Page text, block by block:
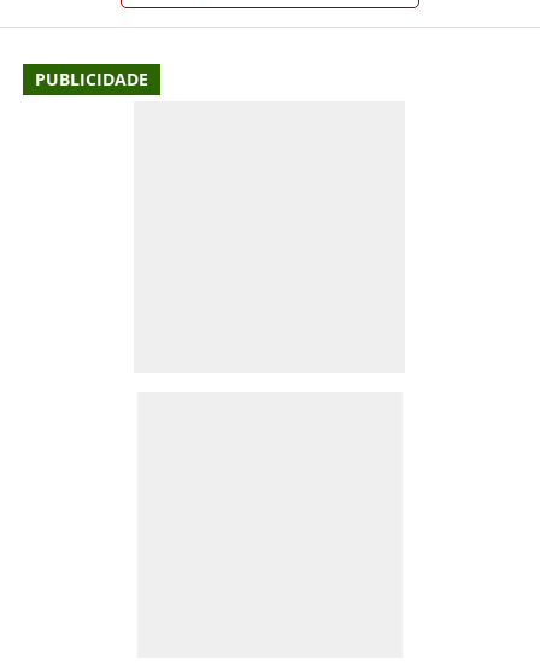
PUBLICIDADE